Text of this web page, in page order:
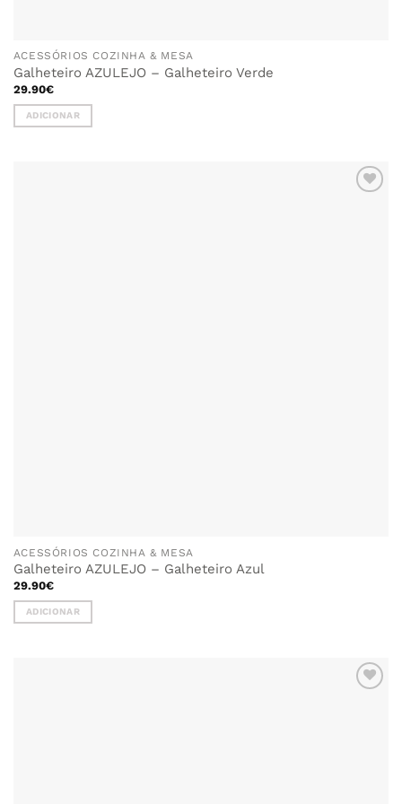
ACESSÓRIOS COZINHA & MESA
Galheteiro AZULEJO – Galheteiro Verde
29.90€
ADICIONAR
ACESSÓRIOS COZINHA & MESA
Galheteiro AZULEJO – Galheteiro Azul
29.90€
ADICIONAR